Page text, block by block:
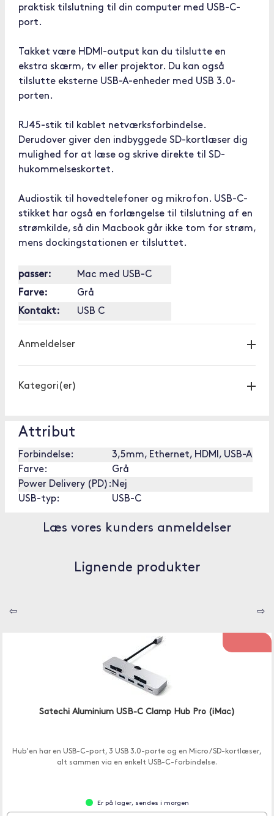
praktisk tilslutning til din computer med USB-C-
port.
Takket være HDMI-output kan du tilslutte en
ekstra skærm, tv eller projektor. Du kan også
tilslutte eksterne USB-A-enheder med USB 3.0-
porten.
RJ45-stik til kablet netværksforbindelse.
Derudover giver den indbyggede SD-kortlæser dig
mulighed for at læse og skrive direkte til SD-
hukommelseskortet.
Audiostik til hovedtelefoner og mikrofon. USB-C-
stikket har også en forlængelse til tilslutning af en
strømkilde, så din Macbook går ikke tom for strøm,
mens dockingstationen er tilsluttet.
passer:
Mac med USB-C
Farve:
Grå
Kontakt:
USB C
Anmeldelser
Kategori(er)
Attribut
Forbindelse:
3,5mm, Ethernet, HDMI, USB-A
Farve:
Grå
Power Delivery (PD): Nej
USB-typ:
USB-C
Læs vores kunders anmeldelser
Lignende produkter
⇦ ⇨
Satechi Aluminium USB-C Clamp Hub Pro (iMac)
Hub'en har en USB-C-port, 3 USB 3.0-porte og en Micro / SD-kortlæser,
alt sammen via en enkelt USB-C-forbindelse.
Er på lager, sendes i morgen